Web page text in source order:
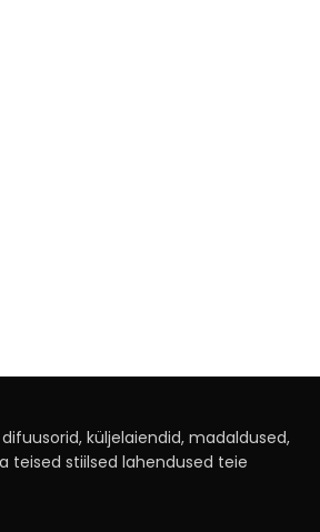
küljelaiendid, madaldused,
teised stiilsed lahendused teie